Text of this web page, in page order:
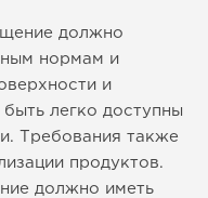
должно
нормам и
и
легко доступны
Требования также
продуктов.
должно иметь